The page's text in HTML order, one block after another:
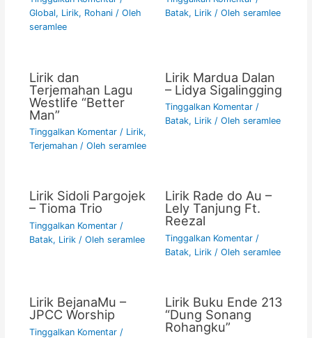
Global, Lirik, Rohani/ Oleh
seramlee
Batak, Lirik/ Oleh seramlee
Lirik dan
Terjemahan Lagu
Westlife “Better
Man”
Tinggalkan Komentar / Lirik,
Terjemahan/ Oleh seramlee
Lirik Mardua Dalan
– Lidya Sigalingging
Tinggalkan Komentar /
Batak, Lirik/ Oleh seramlee
Lirik Sidoli Pargojek
– Tioma Trio
Tinggalkan Komentar /
Batak, Lirik/ Oleh seramlee
Lirik Rade do Au –
Lely Tanjung Ft.
Reezal
Tinggalkan Komentar /
Batak, Lirik/ Oleh seramlee
Lirik BejanaMu –
JPCC Worship
Tinggalkan Komentar /
Lirik Buku Ende 213
“Dung Sonang
Rohangku”